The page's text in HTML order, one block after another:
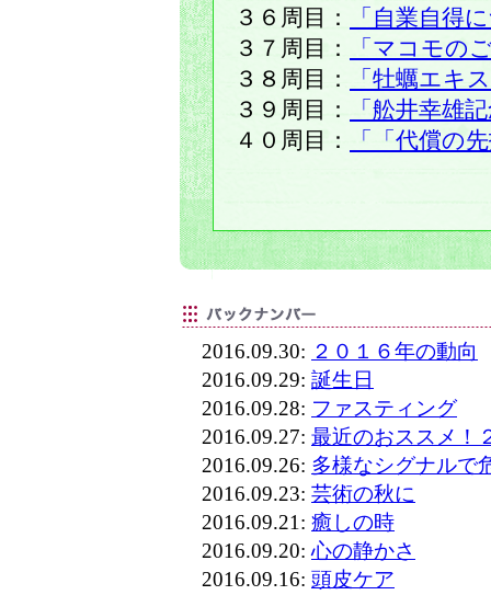
３６周目：
「自業自得
３７周目：
「マコモの
３８周目：
「牡蠣エキ
３９周目：
「舩井幸雄
４０周目：
「「代償の
2016.09.30: ２０１６年の動向
2016.09.29: 誕生日
2016.09.28: ファスティング
2016.09.27: 最近のおススメ！
2016.09.26: 多様なシグナルで
2016.09.23: 芸術の秋に
2016.09.21: 癒しの時
2016.09.20:心の静かさ
2016.09.16: 頭皮ケア